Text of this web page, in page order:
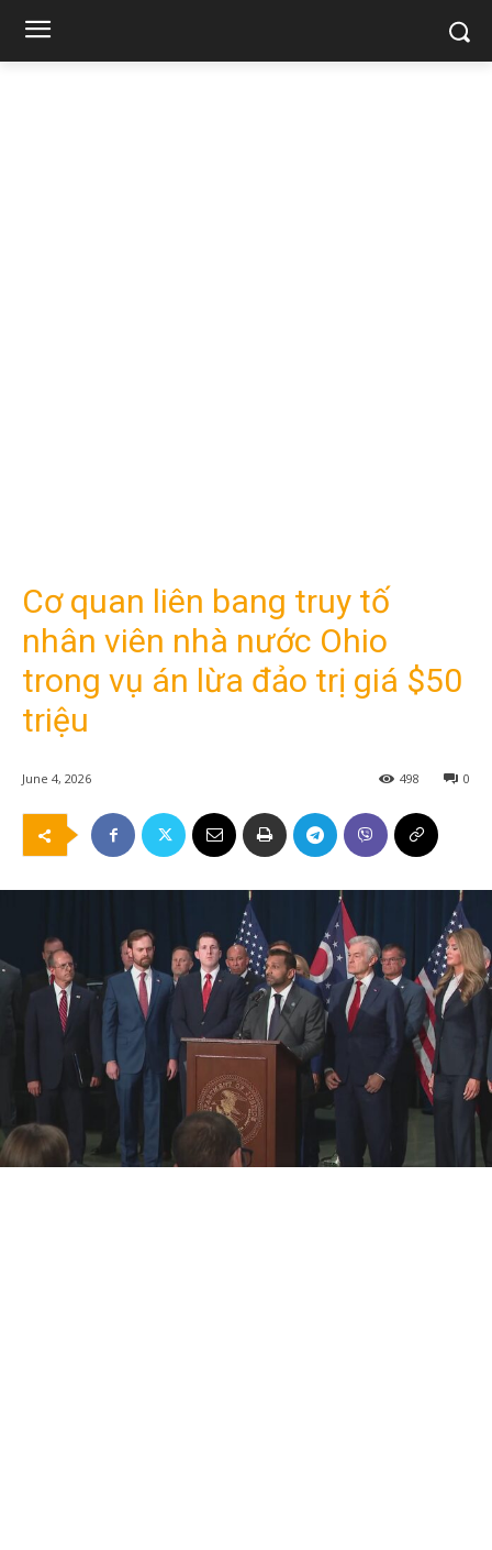
Cơ quan liên bang truy tố
nhân viên nhà nước Ohio
trong vụ án lừa đảo trị giá $50
triệu
June 4, 2026 0
498